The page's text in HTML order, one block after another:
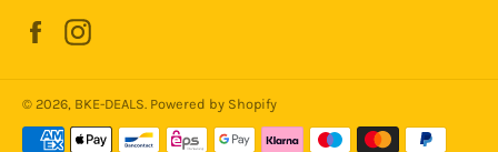
Facebook
© 2026, BKE-DEALS. Powered by Shopify
Zahlungsmethoden